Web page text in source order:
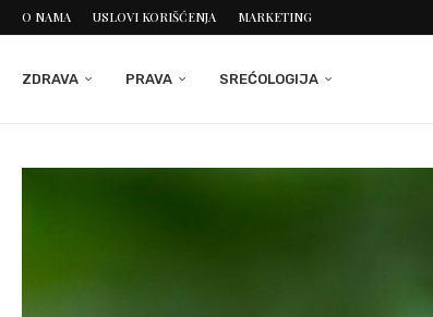
O NAMA USLOVI KORIŠĆENJA MARKETING
ZDRAVA PRAVA SREĆOLOGIJA